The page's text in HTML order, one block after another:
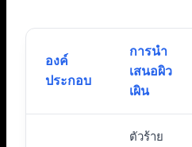
องค์
ประกอบ
การนำ
เสนอผิว
เผิน
ตัวร้าย